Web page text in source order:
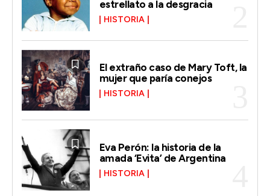
estrellato a la desgracia
HISTORIA
El extraño caso de Mary Toft, la
mujer que paría conejos
HISTORIA
Eva Perón: la historia de la
amada ‘Evita’ de Argentina
HISTORIA